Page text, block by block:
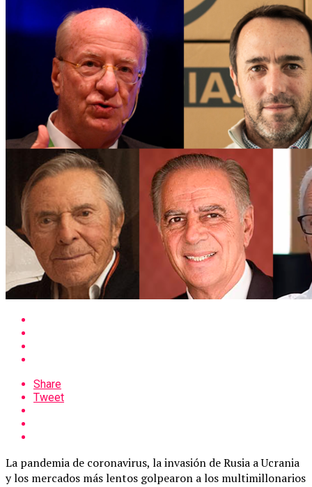
Share
Tweet
La pandemia de coronavirus, la invasión de Rusia a Ucrania
y los mercados más lentos golpearon a los multimillonarios